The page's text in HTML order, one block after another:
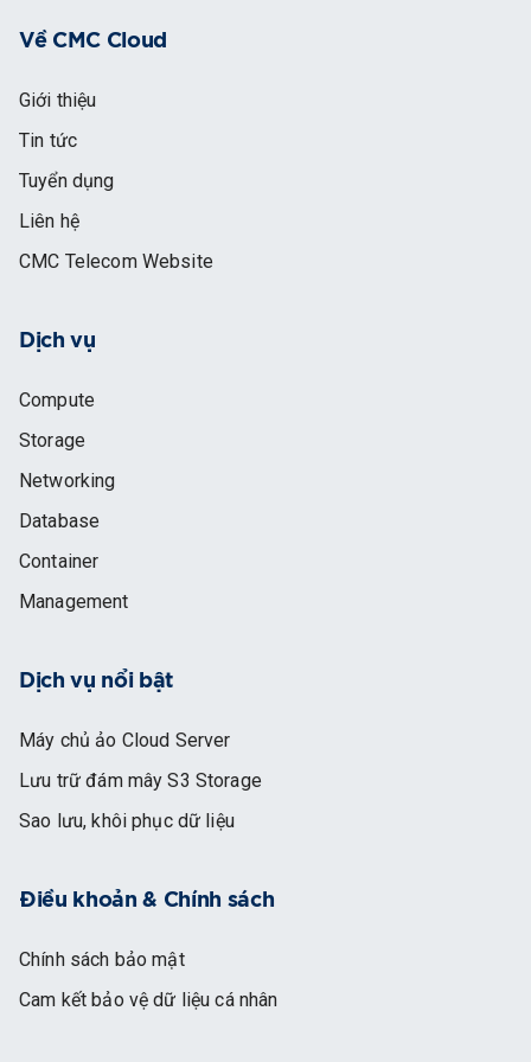
Về CMC Cloud
Giới thiệu
Tin tức
Tuyển dụng
Liên hệ
CMC Telecom Website
Dịch vụ
Compute
Storage
Networking
Database
Container
Management
Dịch vụ nổi bật
Máy chủ ảo Cloud Server
Lưu trữ đám mây S3 Storage
Sao lưu, khôi phục dữ liệu
Điều khoản & Chính sách
Chính sách bảo mật
Cam kết bảo vệ dữ liệu cá nhân